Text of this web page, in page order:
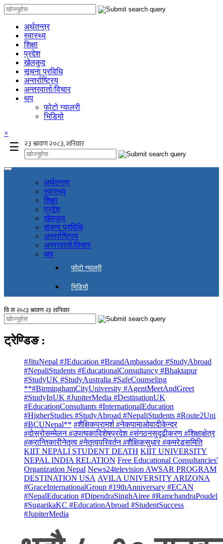
अर्थतन्त्र
स्वास्थ्य
शिक्षा
प्रदेश
खेलकुद
सूचना प्रविधि
अन्तर्राष्ट्रिय
अन्तरवार्ता/विचार
थप
फोटो ग्यालरी
भिडियो
×
☰
अर्थतन्त्र
स्वास्थ्य
शिक्षा
प्रदेश
खेलकुद
सूचना प्रविधि
अन्तर्राष्ट्रिय
अन्तरवार्ता/विचार
थप
फोटो ग्यालरी
भिडियो
ट्रेण्डिङ :
#JituNepal #JEducation #BrandAmbassador #StudyAbroad
#NepaliStudents #EducationalConsultancy #Bhaktapur
#StudyUK #StudyAustralia #SafeCounseling
**#BirminghamCityUniversity #AgentMeetAndGreet
#StudyInUK #JupiterMedia #DestinationUK
#EducationConsultants #InternationalEducation
#HigherStudies #StudyAbroad #NepaliStudents #Route2Uni
#BCUNepal** #शैक्षिकपरामर्श #नेकपामाओवादीकेन्द्र
#दोस्रोसम्मेलन #उपत्यकाविशेषप्रदेश #संगठनसुदृढीकरण #शिक्षाक्षेत्र
#क्रान्तिकारीनेतृत्व #नेतृत्वपरिवर्तन #शैक्षिकसुधार #कमरेडसमिति
KIIT NEPALI STUDENT DEATH KIIT UNIVERSITY
NEPAL INDIA RELATION Free Educational Consultancies'
Organization Nepal News24television AWSAR PROGRAM
DESTINATION USA AVILA UNIVERSITY ARIZONA
#GraceInternationalGroup #19thAnniversary #ECAN
#NepalEducation #DipendraSinghAiree #RamchandraPoudel
#SugarikaKC #EducationAbroad #StudentSuccess
#JupiterMedia